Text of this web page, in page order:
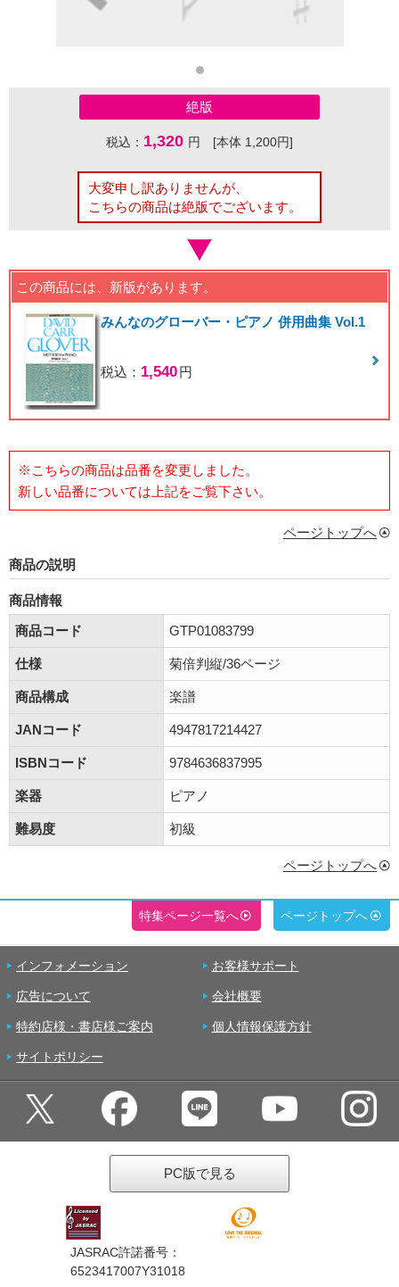
絶版
税込： 1,320 円 [本体 1,200円]
大変申し訳ありませんが、
こちらの商品は絶版でございます。
この商品には、新版があります。
みんなのグローバー・ピアノ 併用曲集 Vol.1
税込： 1,540円
※こちらの商品は品番を変更しました。
新しい品番については上記をご覧下さい。
ページトップへ
商品の説明
商品情報
商品コード
GTP01083799
仕様 菊倍判縦/36ページ
商品構成 楽譜
JANコード 4947817214427
ISBNコード 9784636837995
楽器 ピアノ
難易度 初級
ページトップへ
特集ページ一覧へ ページトップへ
インフォメーション お客様サポート
広告について 会社概要
特約店様・書店様ご案内 個人情報保護方針
サイトポリシー
PC版で見る
JASRAC許諾番号：
6523417007Y31018